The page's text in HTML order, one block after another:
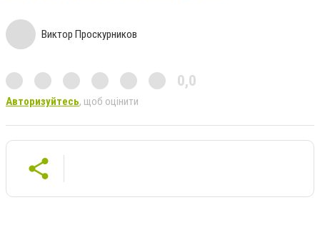
Виктор Проскурников
0,0
Авторизуйтесь, щоб оцінити